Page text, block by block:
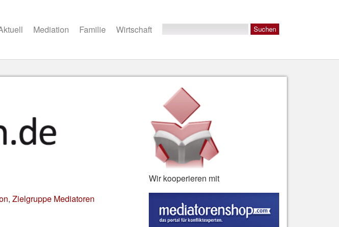
Mediation Familie Wirtschaft
, Zielgruppe Mediatoren
Wir kooperieren mit